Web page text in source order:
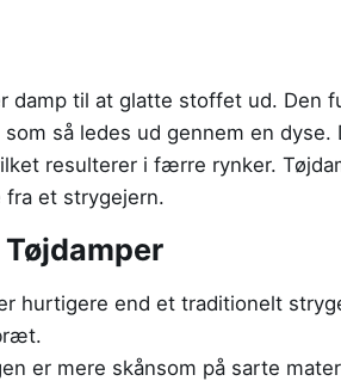
damp til at glatte stoffet ud. Den
så ledes ud gennem en
resulterer i færre rynker.
fra et strygejern.
hurtigere end et traditionelt
er mere skånsom på sarte